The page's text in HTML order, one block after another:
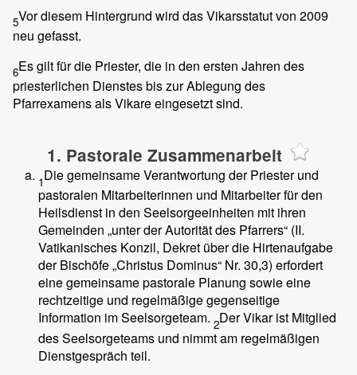
5Vor diesem Hintergrund wird das Vikarsstatut von 2009
neu gefasst.
6Es gilt für die Priester, die in den ersten Jahren des
priesterlichen Dienstes bis zur Ablegung des
Pfarrexamens als Vikare eingesetzt sind.
1. Pastorale Zusammenarbeit
1Die gemeinsame Verantwortung der Priester und
pastoralen Mitarbeiterinnen und Mitarbeiter für den
Heilsdienst in den Seelsorgeeinheiten mit ihren
Gemeinden „unter der Autorität des Pfarrers“ (II.
Vatikanisches Konzil, Dekret über die Hirtenaufgabe
der Bischöfe „Christus Dominus“ Nr. 30,3) erfordert
eine gemeinsame pastorale Planung sowie eine
rechtzeitige und regelmäßige gegenseitige
Information im Seelsorgeteam. 2Der Vikar ist Mitglied
des Seelsorgeteams und nimmt am regelmäßigen
Dienstgespräch teil.